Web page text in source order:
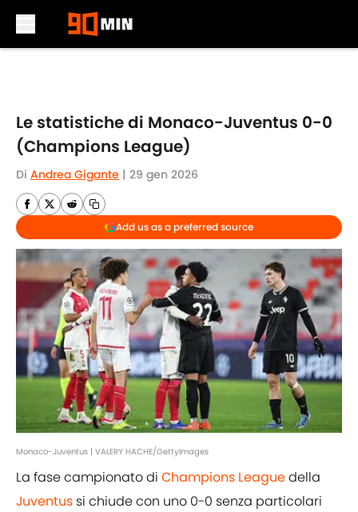
Le statistiche di Monaco-Juventus 0-0
(Champions League)
Di Andrea Gigante | 29 gen 2026
Add us as a preferred source
Monaco-Juventus | VALERY HACHE/GettyImages
La fase campionato di Champions Leaguedella
Juventus si chiude con uno 0-0 senza particolari